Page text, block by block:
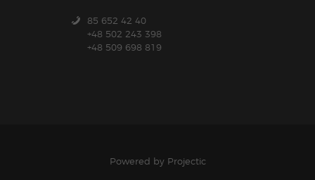
85 652 42 40
+48 502 243 398
+48 509 698 819
Powered by Projectic